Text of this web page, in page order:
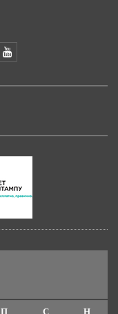
П С Н